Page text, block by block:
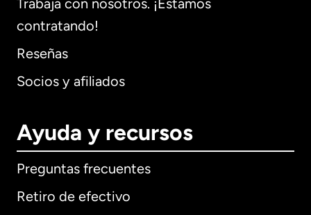
Trabaja con nosotros. ¡Estamos
contratando!
Reseñas
Socios y afiliados
Ayuda y recursos
Preguntas frecuentes
Retiro de efectivo